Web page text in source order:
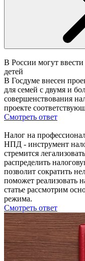
В России могут
детей
В Госдуме внесен
для семей с двумя и
совершенствования
проекте
Смотреть ответ
Налог на
НПД - инструмент
стремится
распределить
позволит сократить
поможет реализовать
статье рассмотрим
режима.
Смотреть ответ